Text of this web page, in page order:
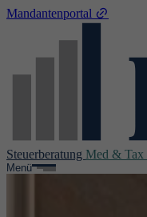
Mandantenportal
Steuerberatung Med & Tax
Menü